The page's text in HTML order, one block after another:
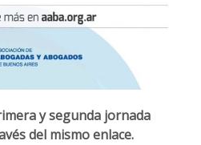
y segunda jornada
del mismo enlace.